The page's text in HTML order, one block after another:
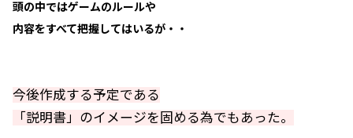
頭の中ではゲームのルールや
内容をすべて把握してはいるが・・
今後作成する予定である
「説明書」のイメージを固める為でもあった。